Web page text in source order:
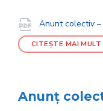
Documente
Anunt colectiv
CITEȘTE MAI MULT
Anunț